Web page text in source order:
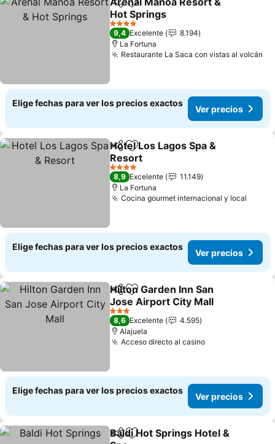
CompartirAgregar a favoritos
Hot Springs
4 Estrellas
9,4 Excelente
8.194
La Fortuna
Restaurante La Saca con vistas al volcán
Elige fechas para ver los precios exactos
Ver precios
CompartirAgregar a favoritos
Hotel Los Lagos Spa &
Resort
4 Estrellas
8,9 Excelente
11.149
La Fortuna
Cocina gourmet internacional y local
Elige fechas para ver los precios exactos
Ver precios
CompartirAgregar a favoritos
Hilton Garden Inn San
Jose Airport City Mall
3 Estrellas
8,6 Excelente
4.595
Alajuela
Acceso directo al casino
Elige fechas para ver los precios exactos
Ver precios
CompartirAgregar a favoritos
Baldi Hot Springs Hotel &